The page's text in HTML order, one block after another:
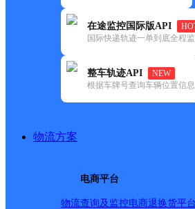
在途监控国际版API
国际快递轨迹一单到底全程
整车轨迹API
NEW
根据车牌号查询车辆位置信息
物流方案
电商平台
物流查询及监控电商退换货平
顺丰
悦福超市
更新时间：2021-11-26
所属快递：顺丰速运
所属区域：云南省-楚雄彝族自治州-
网点地址：干炳公租房14栋6号商铺
网点负责人：